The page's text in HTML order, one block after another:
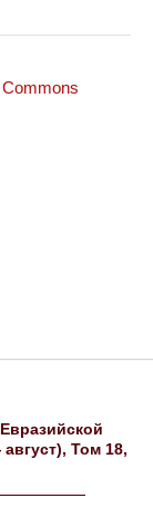
Том 18,